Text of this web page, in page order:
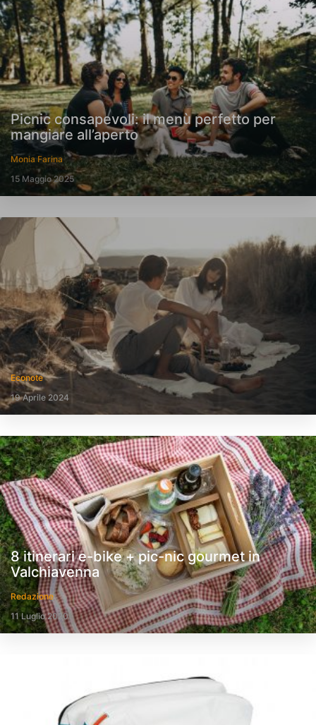
Picnic consapevoli: il menù perfetto per
mangiare all’aperto
Monia Farina
15 Maggio 2025
Econote
19 Aprile 2024
8 itinerari e-bike + pic-nic gourmet in
Valchiavenna
Redazione
11 Luglio 2020